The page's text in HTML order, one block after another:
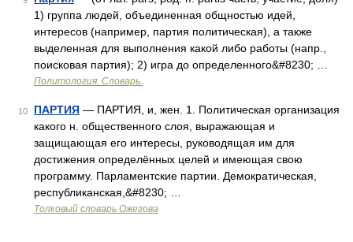
1) группа людей, объединенная общностью идей,
интересов (например, партия политическая), а также
выделенная для выполнения какой либо работы (напр.,
поисковая партия); 2) игра до определенного&#8230; …
Политология. Словарь.
10 ПАРТИЯ — ПАРТИЯ, и, жен. 1. Политическая организация
какого н. общественного слоя, выражающая и
защищающая его интересы, руководящая им для
достижения определённых целей и имеющая свою
программу. Парламентские партии. Демократическая,
республиканская,&#8230; …
Толковый словарь Ожегова